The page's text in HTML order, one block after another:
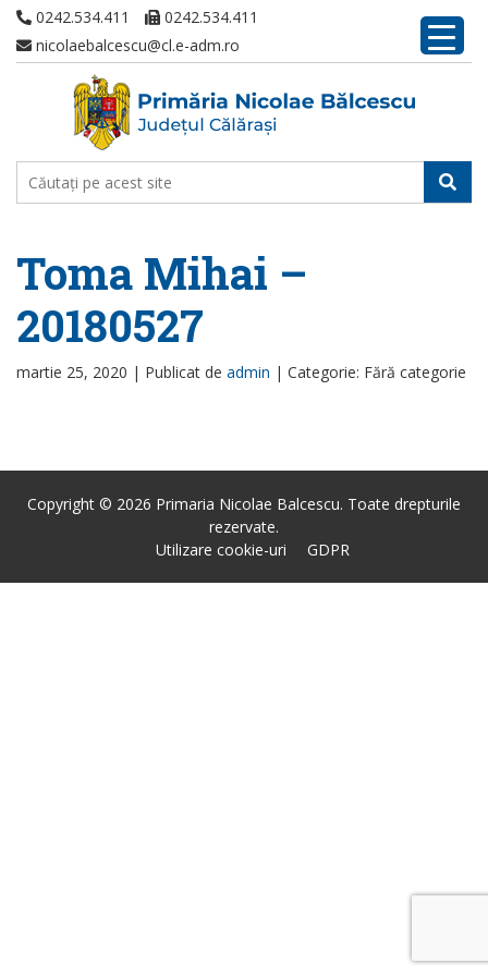
0242.534.411
0242.534.411
nicolaebalcescu@cl.e-adm.ro
Toma Mihai –
20180527
martie 25, 2020 | Publicat de admin | Categorie: Fără categorie
Copyright © 2026 Primaria Nicolae Balcescu. Toate drepturile
rezervate.
Utilizare cookie-uri
GDPR